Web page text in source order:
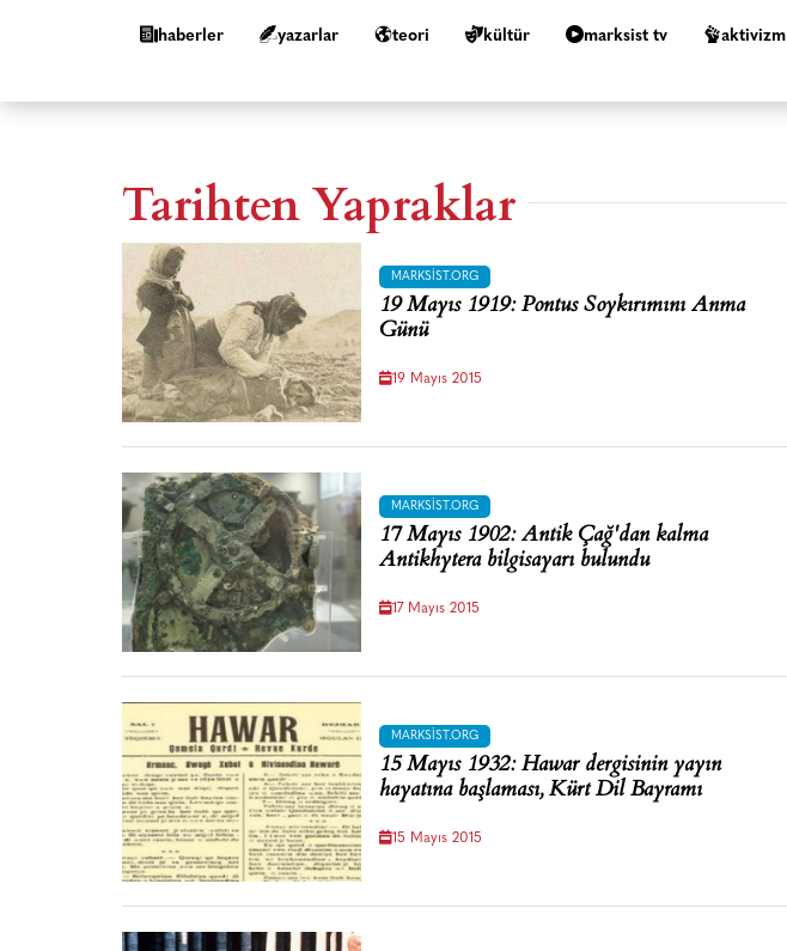
haberler yazarlar teori kültür marksist tv aktivizm
Tarihten Yapraklar
MARKSIST.ORG
19 Mayıs 1919: Pontus Soykırımını Anma
Günü
19 Mayıs 2015
MARKSIST.ORG
17 Mayıs 1902: Antik Çağ'dan kalma
Antikhytera bilgisayarı bulundu
17 Mayıs 2015
MARKSIST.ORG
15 Mayıs 1932: Hawar dergisinin yayın
hayatına başlaması, Kürt Dil Bayramı
15 Mayıs 2015